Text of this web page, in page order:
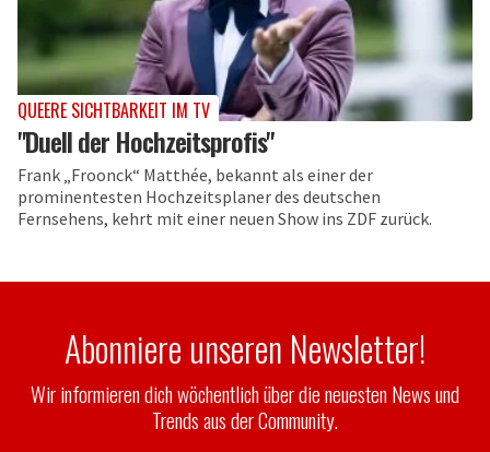
QUEERE SICHTBARKEIT IM TV
"Duell der Hochzeitsprofis"
Frank „Froonck“ Matthée, bekannt als einer der
prominentesten Hochzeitsplaner des deutschen
Fernsehens, kehrt mit einer neuen Show ins ZDF zurück.
Abonniere unseren Newsletter!
Wir informieren dich wöchentlich über die neuesten News und
Trends aus der Community.